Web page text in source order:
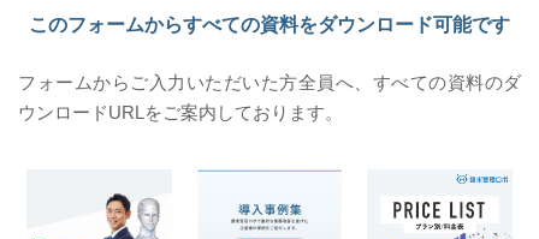
このフォームからすべての資料をダウンロード可能です
フォームからご入力いただいた方全員へ、すべての資料のダ
ウンロードURLをご案内しております。